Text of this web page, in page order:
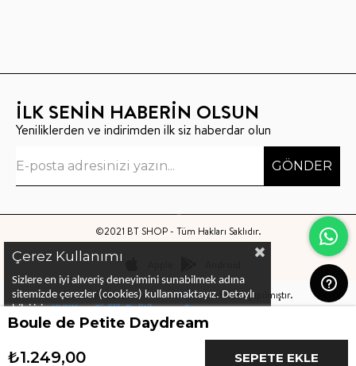
İLK SENİN HABERİN OLSUN
Yeniliklerden ve indirimden ilk siz haberdar olun
GÖNDER
©2021 BT SHOP - Tüm Hakları Saklıdır.
Bu sitenin kurulumuKeyo Digitaltarafından yapılmıştır.
Çerez Kullanımı
Sizlere en iyi alıveriş deneyimini sunabilmek adına
sitemizde çerezler (cookies) kullanmaktayız. Detaylı
bilgi için KVKK ve Gizlilik Politikası veÇerez
Politikalarını inceleyebilirsiniz
Boule de Petite Daydream
₺1.249,00